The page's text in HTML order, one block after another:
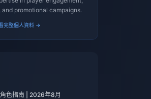
promotional campaigns.
完整個人資料 →
色指南 | 2026年8月